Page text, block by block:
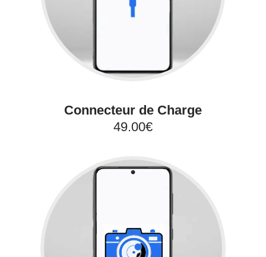
Connecteur de Charge
49.00€